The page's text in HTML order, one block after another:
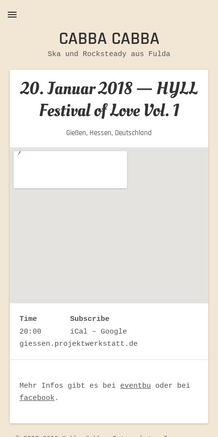
CABBA CABBA
Ska und Rocksteady aus Fulda
20. Januar 2018—HYLL
Festival of Love Vol. 1
Gießen, Hessen, Deutschland
Gig
Details
Time
20:00
Subscribe
iCal
Google
Venue
Details
Address
Website
giessen.projektwerkstatt.de
Mehr Infos gibt es bei eventbu oder bei
facebook .